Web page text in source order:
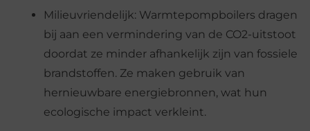
Milieuvriendelijk: Warmtepompboilers dragen
bij aan een vermindering van de CO2-uitstoot
doordat ze minder afhankelijk zijn van fossiele
brandstoffen. Ze maken gebruik van
hernieuwbare energiebronnen, wat hun
ecologische impact verkleint.